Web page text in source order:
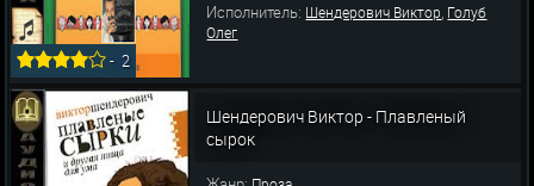
-2
Исполнитель: Шендерович Виктор, Голуб
Олег
Шендерович Виктор - Плавленый
сырок